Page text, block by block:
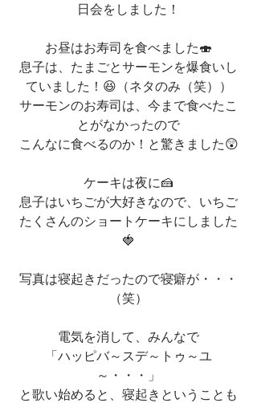
日会をしました！
お昼はお寿司を食べました🍣
息子は、たまごとサーモンを爆食いし
ていました！😆（ネタのみ（笑））
サーモンのお寿司は、今まで食べたこ
とがなかったので
こんなに食べるのか！と驚きました😲
ケーキは夜に🍰
息子はいちごが大好きなので、いちご
たくさんのショートケーキにしました
🍓
写真は寝起きだったので寝癖が・・・
（笑）
電気を消して、みんなで
「ハッピバ～スデ～トゥ～ユ
～・・・」
と歌い始めると、寝起きということも